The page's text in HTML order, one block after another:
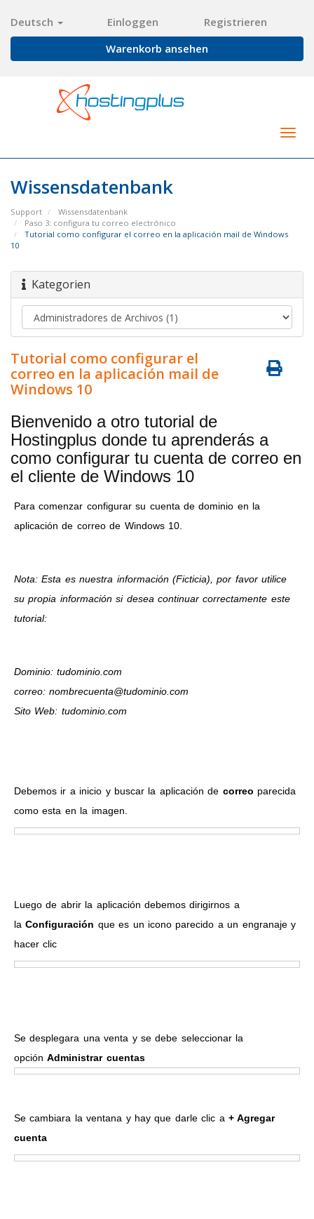
Deutsch Einloggen
Registrieren
Warenkorb ansehen
Wissensdatenbank
Support
Wissensdatenbank
Paso 3: configura tu correo electrónico
Tutorial como configurar el correo en la aplicación mail de Windows
10
Kategorien
Tutorial como configurar el
correo en la aplicación mail de
Windows 10
Bienvenido a otro tutorial de
Hostingplus donde tu aprenderás a
como configurar tu cuenta de correo en
el cliente de Windows 10
Para comenzar configurar su cuenta de dominio en la
aplicación de correo de Windows 10.
Nota: Esta es nuestra información (Ficticia), por favor utilice
su propia información si desea continuar correctamente este
tutorial:
Dominio: tudominio.com
correo: nombrecuenta@tudominio.com
Sito Web: tudominio.com
Debemos ir a inicio y buscar la aplicación de correo parecida
como esta en la imagen.
Luego de abrir la aplicación debemos dirigirnos a
laConfiguración que es un icono parecido a un engranaje y
hacer clic
Se desplegara una venta y se debe seleccionar la
opciónAdministrar cuentas
Se cambiara la ventana y hay que darle clic a + Agregar
cuenta